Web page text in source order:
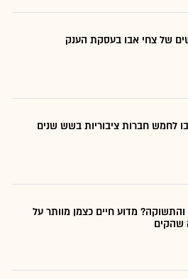
של צחי אבו בעסקת הענק
לחמש חברות ציבוריות בשש שנים
מדוע חיים כצמן מוותר על
שהקים